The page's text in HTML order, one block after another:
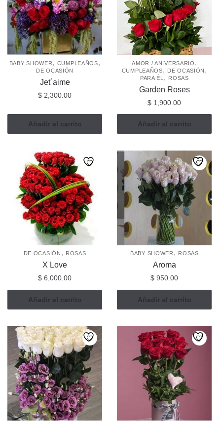
BABY SHOWER, CUMPLEAÑOS,
DE OCASIÓN
Jet´aime
$ 2,300.00
Añadir al carrito
AMOR / ANIVERSARIO ,
CUMPLEAÑOS, DE OCASIÓN ,
PARA ÉL , ROSAS
Garden Roses
$ 1,900.00
Añadir al carrito
DE OCASIÓN , ROSAS
X Love
$ 6,000.00
Añadir al carrito
BABY SHOWER , ROSAS
Aroma
$ 950.00
Añadir al carrito